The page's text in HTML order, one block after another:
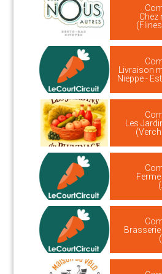
Chez
Livraison
Nieppe -
Les
Brasserie